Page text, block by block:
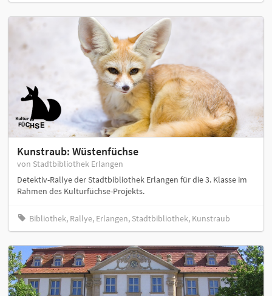
Kunstraub: Wüstenfüchse
von Stadtbibliothek Erlangen
Detektiv-Rallye der Stadtbibliothek Erlangen für die 3. Klasse im
Rahmen des Kulturfüchse-Projekts.
Bibliothek, Rallye, Erlangen, Stadtbibliothek, Kunstraub